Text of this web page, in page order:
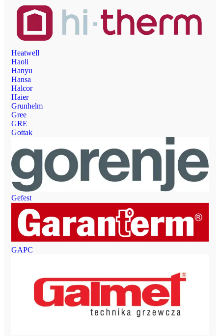
Heatwell
Haoli
Hanyu
Hansa
Halcor
Haier
Grunhelm
Gree
GRE
Gottak
Gefest
GAPC